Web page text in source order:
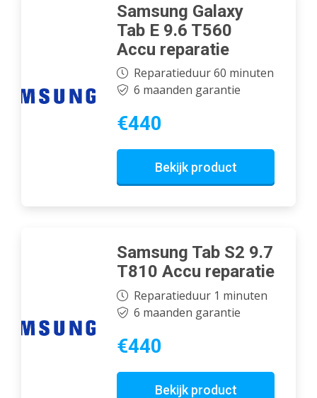
Samsung Galaxy
Tab E 9.6 T560
Accu reparatie
Reparatieduur 60 minuten
6 maanden garantie
€440
Bekijk product
Samsung Tab S2 9.7
T810 Accu reparatie
Reparatieduur 1 minuten
6 maanden garantie
€440
Bekijk product